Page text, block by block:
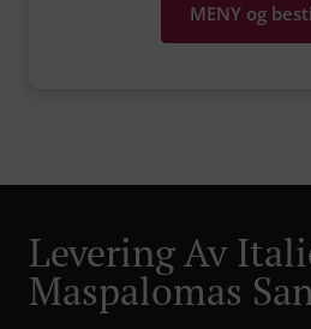
MENY og
Levering Av
Maspalomas